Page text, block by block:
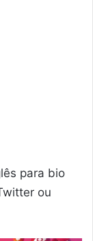
para bio
ou